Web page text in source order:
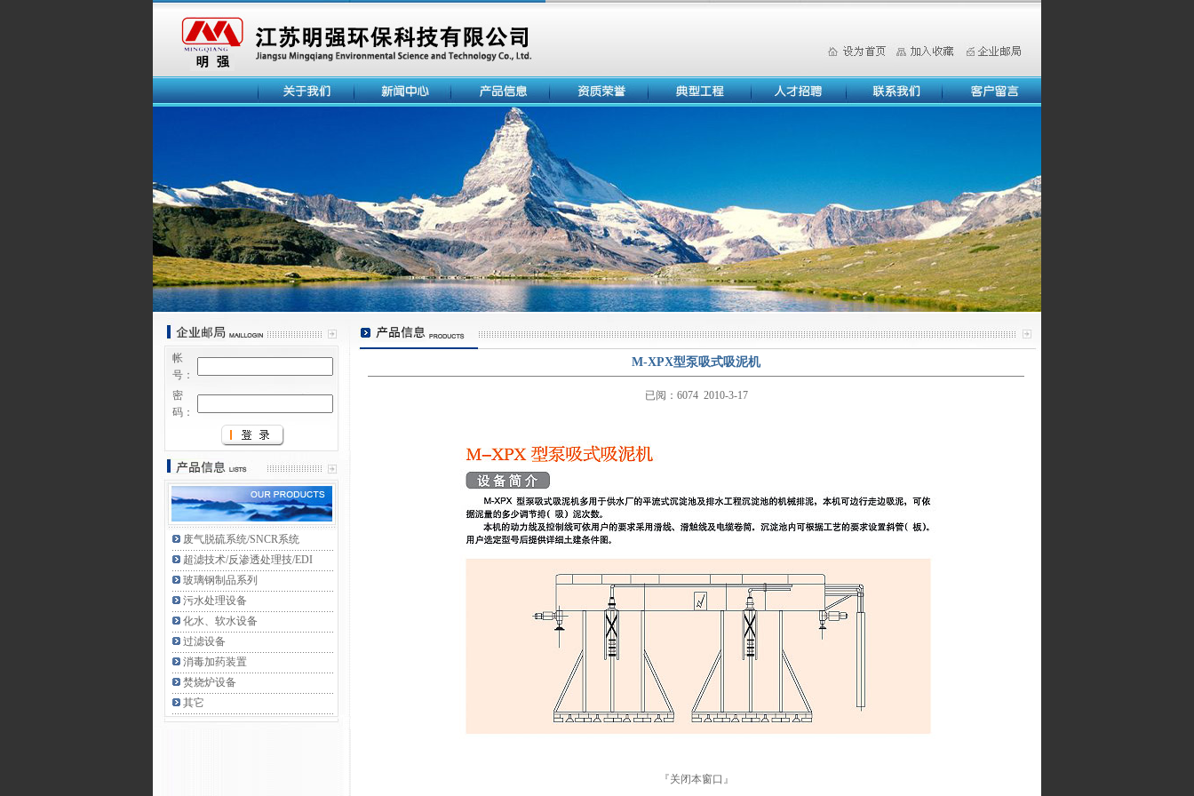
帐
号：
密
码：
废气脱硫系统/SNCR系统
超滤技术/反渗透处理技/EDI
玻璃钢制品系列
污水处理设备
化水、软水设备
过滤设备
消毒加药装置
焚烧炉设备
其它
M-XPX型泵吸式吸泥机
已阅：6074 2010-3-17
『关闭本窗口 』